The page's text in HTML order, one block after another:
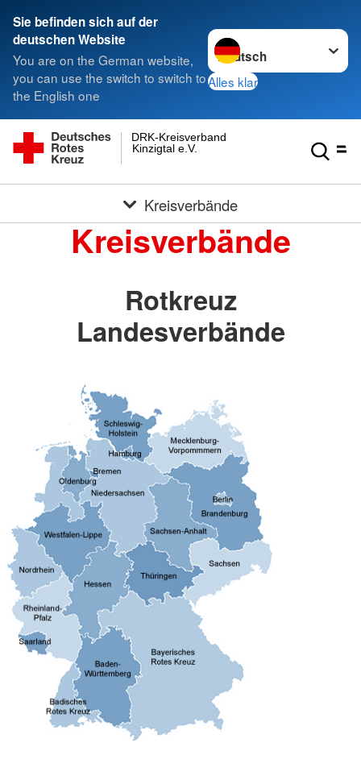
Sie befinden sich auf der
deutschen Website
You are on the German website,
you can use the switch to switch to
the English one
Sprache wechseln zu
Alles klar
Kinzigtal e.V.
DRK-Kreisverband
Kreisverbände
Kreisverbände
Rotkreuz
Landesverbände